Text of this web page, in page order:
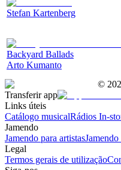
Stefan Kartenberg
Backyard Ballads
Arto Kumanto
©
Transferir app
Links úteis
Catálogo musicalRádios In-
Jamendo
Jamendo para artistas
Legal
Termos gerais de utilização